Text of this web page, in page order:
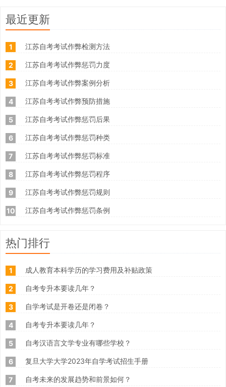
最近更新
1 江苏自考考试作弊检测方法
2 江苏自考考试作弊惩罚力度
3 江苏自考考试作弊案例分析
4 江苏自考考试作弊预防措施
5 江苏自考考试作弊惩罚后果
6 江苏自考考试作弊惩罚种类
7 江苏自考考试作弊惩罚标准
8 江苏自考考试作弊惩罚程序
9 江苏自考考试作弊惩罚规则
10 江苏自考考试作弊惩罚条例
热门排行
1 成人教育本科学历的学习费用及补贴政策
2 自考专升本要读几年？
3 自学考试是开卷还是闭卷？
4 自考专升本要读几年？
5 自考汉语言文学专业有哪些学校？
6 复旦大学大学2023年自学考试招生手册
7 自考未来的发展趋势和前景如何？